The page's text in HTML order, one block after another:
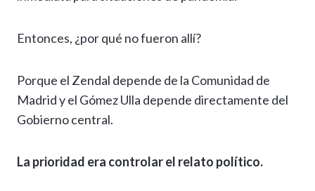
Entonces, ¿por qué no fueron allí?
Porque el Zendal depende de la Comunidad de
Madrid y el Gómez Ulla depende directamente del
Gobierno central.
La prioridad era controlar el relato político.